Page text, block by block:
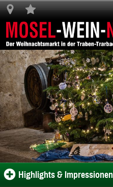
Highlights & Impressionen